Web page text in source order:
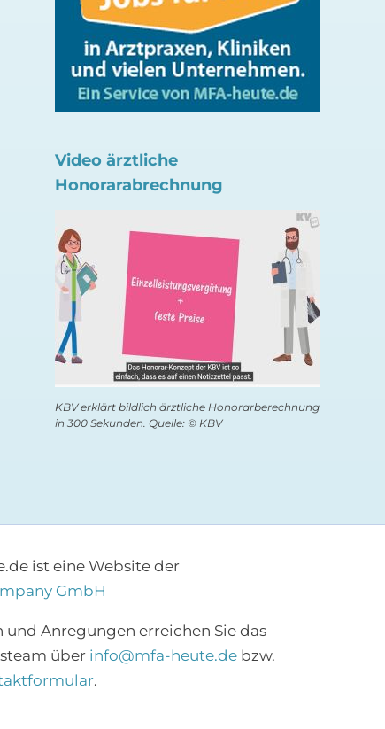
Ohr-Akupunktur kann
Migräne-Schmerzen
verringern
21. Juli 2026
Tuberkulose-
Neugeborenen
21. Juli 2026
Video ärztliche
Honorarabrechnung
KBV erklärt bildlich ärztliche Honorarberechnung
in 300 Sekunden. Quelle: © KBV
ist eine Website der
GmbH
und Anregungen erreichen Sie das
über info@mfa-heute.debzw.
.
Abonnieren Sie den